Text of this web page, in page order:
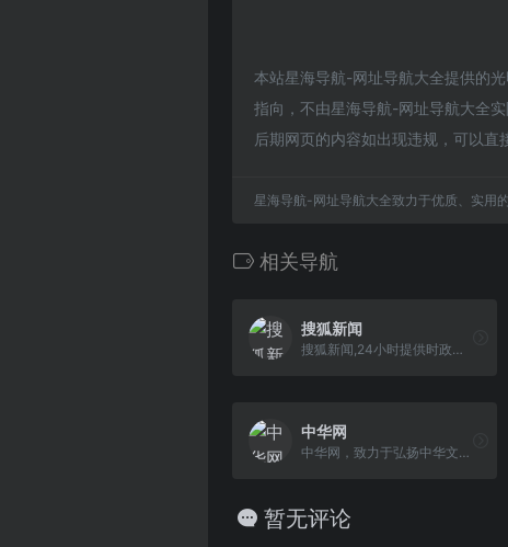
本站星海导航-网址导航大全提供的
指向，不由星海导航-网址导航大全
后期网页的内容如出现违规，可以直
星海导航-网址导航大全致力于优质、实用
相关导航
搜狐新闻
搜狐新闻,24小时提供时政新闻,国内新闻,国际新闻,生活新闻,时事热点,新闻图片,军事,历史,生活,的专业时事报道门户网站
中华网
中华网，致力于弘扬中华文化，作为中国对外的一张网络名片，向全球华人展示丰富的美食，中医，书画等众多优秀的传统文化，促进国际间文化交流与理解，成为世界了解中国的重要窗口，共创全球华人的精神家园。
暂无评论